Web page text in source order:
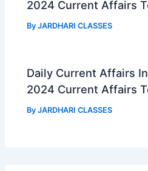
2024 Current Affairs
ByJARDHARI CLASSES
Daily Current Affairs
2024 Current Affairs
ByJARDHARI CLASSES